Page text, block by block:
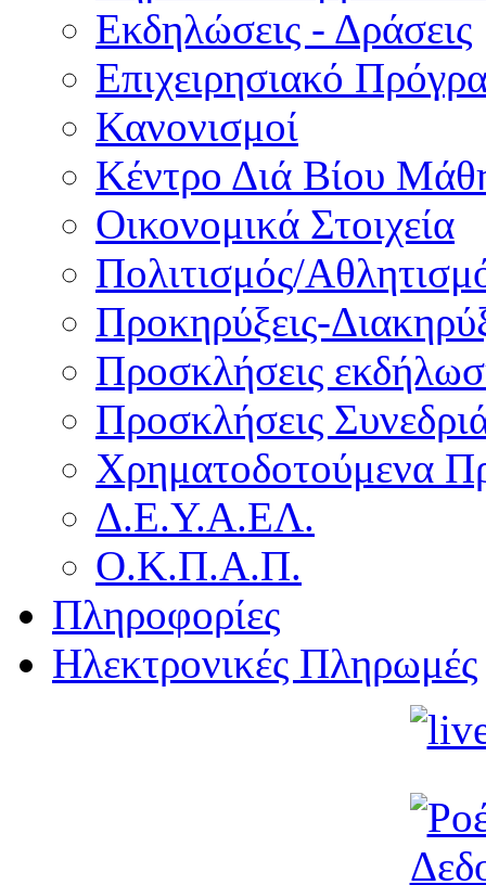
Εκδηλώσεις - Δράσεις
Επιχειρησιακό
Κανονισμοί
Κέντρο Διά Βίου
Οικονομικά Στοιχεία
Πολιτισμός/
Προκηρύξεις-
Προσκλήσεις
Προσκλήσεις
Χρηματοδοτούμενα
Δ.Ε.Υ.Α.ΕΛ.
Ο.Κ.Π.Α.Π.
Πληροφορίες
Ηλεκτρονικές Πληρωμές